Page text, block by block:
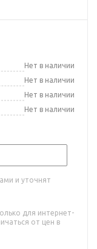
Нет в наличии
Нет в наличии
Нет в наличии
Нет в наличии
и уточнят
для интернет-
от цен в